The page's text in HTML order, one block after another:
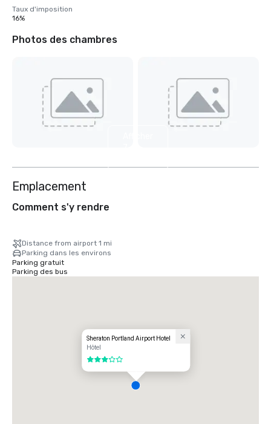
Taux d'imposition
16%
Photos des chambres
Emplacement
Comment s'y rendre
Distance from airport 1 mi
Parking dans les environs
Parking gratuit
Parking des bus
Sheraton Portland Airport Hotel
Hôtel
3 sur 5